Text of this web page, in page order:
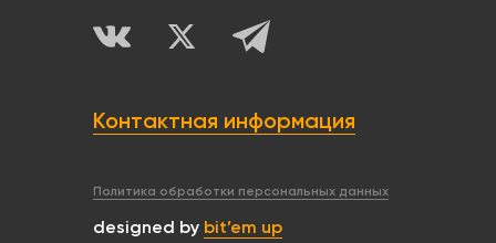
Контактная информация
Политика обработки персональных данных
designed by bit’em up